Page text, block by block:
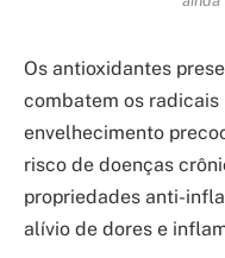
Os antioxidantes
combatem os radicais
envelhecimento
risco de doenças
propriedades anti-
alívio de dores e